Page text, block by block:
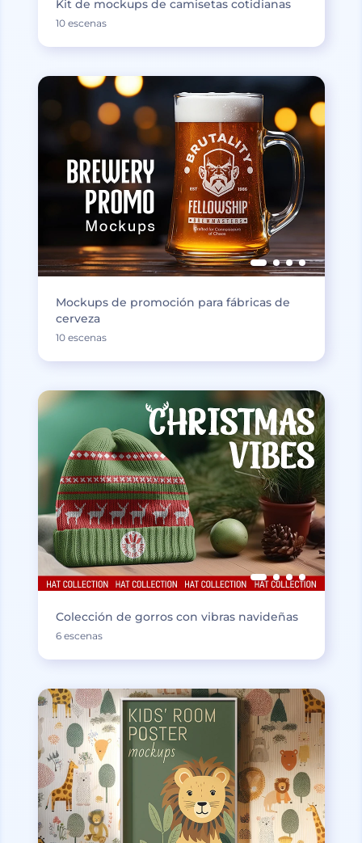
Kit de mockups de camisetas cotidianas
10 escenas
Mockups de promoción para fábricas de
cerveza
10 escenas
Colección de gorros con vibras navideñas
6 escenas